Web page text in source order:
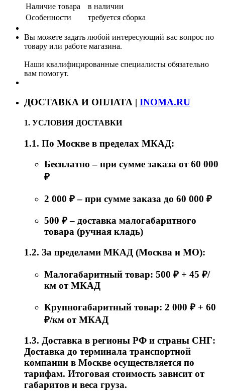
Наличие товара
в наличии
Особенности
требуется сборка
Вы можете задать любой интересующий вас вопрос по
товару или работе магазина.
Наши квалифицированные специалисты обязательно
вам помогут.
ДОСТАВКА И ОПЛАТА | INOMA.RU
1. УСЛОВИЯ ДОСТАВКИ
1.1. По Москве в пределах МКАД:
Бесплатно – при сумме заказа от 60 000
₽
2 000 ₽ – при сумме заказа до 60 000 ₽
500 ₽ – доставка малогабаритного
товара (ручная кладь)
1.2. За пределами МКАД (Москва и МО):
Малогабаритный товар: 500 ₽ + 45 ₽/
км от МКАД
Крупногабаритный товар: 2 000 ₽ + 60
₽/км от МКАД
1.3. Доставка в регионы РФ и страны СНГ:
Доставка до терминала транспортной
компании в Москве осуществляется по
тарифам. Итоговая стоимость зависит от
габаритов и веса груза.